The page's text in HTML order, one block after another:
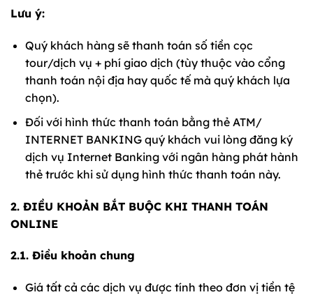
Lưu ý:
Quý khách hàng sẽ thanh toán số tiền cọc
tour/dịch vụ + phí giao dịch (tùy thuộc vào cổng
thanh toán nội địa hay quốc tế mà quý khách lựa
chọn).
Đối với hình thức thanh toán bằng thẻ ATM/
INTERNET BANKING quý khách vui lòng đăng ký
dịch vụ Internet Banking với ngân hàng phát hành
thẻ trước khi sử dụng hình thức thanh toán này.
2. ĐIỀU KHOẢN BẮT BUỘC KHI THANH TOÁN
ONLINE
2.1. Điều khoản chung
Giá tất cả các dịch vụ được tính theo đơn vị tiền tệ